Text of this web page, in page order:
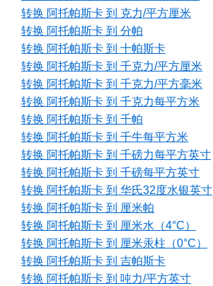
转换 阿托帕斯卡 到 克力/平方厘米
转换 阿托帕斯卡 到 分帕
转换 阿托帕斯卡 到 十帕斯卡
转换 阿托帕斯卡 到 千克力/平方厘米
转换 阿托帕斯卡 到 千克力/平方毫米
转换 阿托帕斯卡 到 千克力每平方米
转换 阿托帕斯卡 到 千帕
转换 阿托帕斯卡 到 千牛每平方米
转换 阿托帕斯卡 到 千磅力每平方英寸
转换 阿托帕斯卡 到 千磅每平方英寸
转换 阿托帕斯卡 到 华氏32度水银英寸
转换 阿托帕斯卡 到 厘米帕
转换 阿托帕斯卡 到 厘米水（4°C）
转换 阿托帕斯卡 到 厘米汞柱（0°C）
转换 阿托帕斯卡 到 吉帕斯卡
转换 阿托帕斯卡 到 吨力/平方英寸